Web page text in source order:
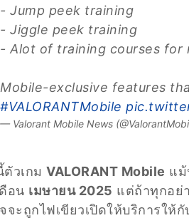
- Jump peek training
- Jiggle peek training
- Alot of training courses for
Mobile-exclusive features
#VALORANTMobile
— Valorant Mobile News
วเกม VALORANT Mobile แม้
อน เมษายน 2025 แต่ถ้าทุกอย่
จะถูกไฟเขียวเปิดให้บริการให้